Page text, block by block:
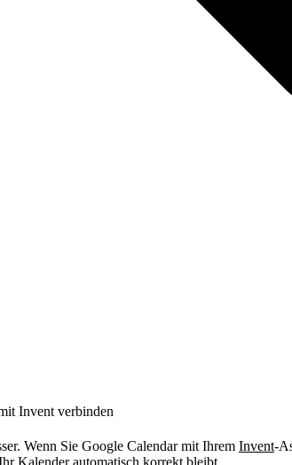
Invent verbinden
Wenn Sie Google Calendar mit Ihrem Invent-
Kalender automatisch korrekt bleibt.